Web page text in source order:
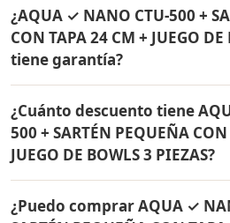
de 24 cm Rena Ware. Todos
originales Rena Ware con
SARTÉN PEQUEÑA CON TAPA 24
3 PIEZAS a Silvia, Cauca y a todo
contra entrega.
¿AQUA ✓ NANO CTU-500 +
CON TAPA 24 CM + JUEGO
tiene garantía?
CTU-500 + SARTÉN PEQUEÑA
DE BOWLS 3 PIEZAS tienen
defectos de fabricación. Son
Ware fabricados en acero
¿Cuánto descuento tiene
500 + SARTÉN PEQUEÑA
JUEGO DE BOWLS 3 PIEZAS?
24 CM + JUEGO DE BOWLS 3
¿Puedo comprar AQUA ✓